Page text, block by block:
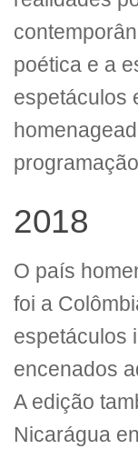
poética e a
espetáculos
2018
O país
foi a
espetáculos
encenados
A edição
Nicarágua